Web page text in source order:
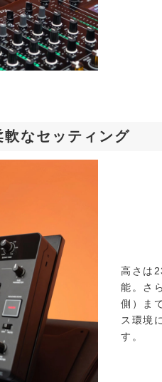
なセッティング
高さは
能。さ
側）ま
ス環境
す。